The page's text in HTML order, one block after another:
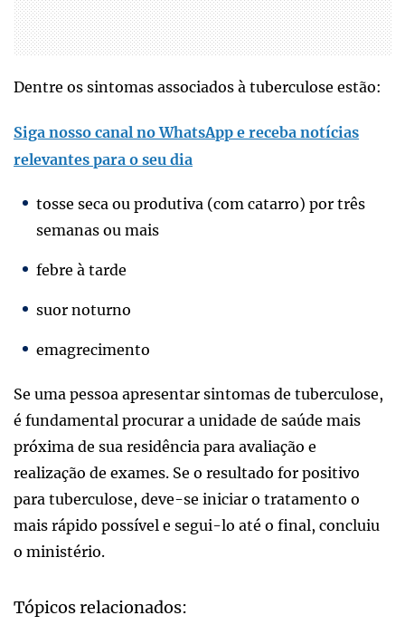
Dentre os sintomas associados à tuberculose estão:
Siga nosso canal no WhatsApp e receba notícias
relevantes para o seu dia
tosse seca ou produtiva (com catarro) por três
semanas ou mais
febre à tarde
suor noturno
emagrecimento
Se uma pessoa apresentar sintomas de tuberculose,
é fundamental procurar a unidade de saúde mais
próxima de sua residência para avaliação e
realização de exames. Se o resultado for positivo
para tuberculose, deve-se iniciar o tratamento o
mais rápido possível e segui-lo até o final, concluiu
o ministério.
Tópicos relacionados: